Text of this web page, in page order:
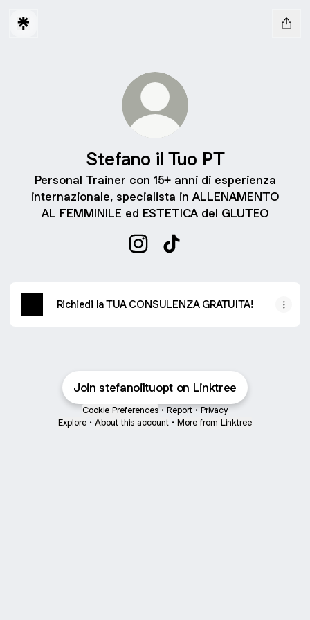
Stefano il Tuo PT
Personal Trainer con 15+ anni di esperienza
internazionale, specialista in ALLENAMENTO
AL FEMMINILE ed ESTETICA del GLUTEO
Richiedi la TUA CONSULENZA GRATUITA!
Join stefanoiltuopt on Linktree
Cookie Preferences • Report • Privacy
Explore • About this account • More from Linktree